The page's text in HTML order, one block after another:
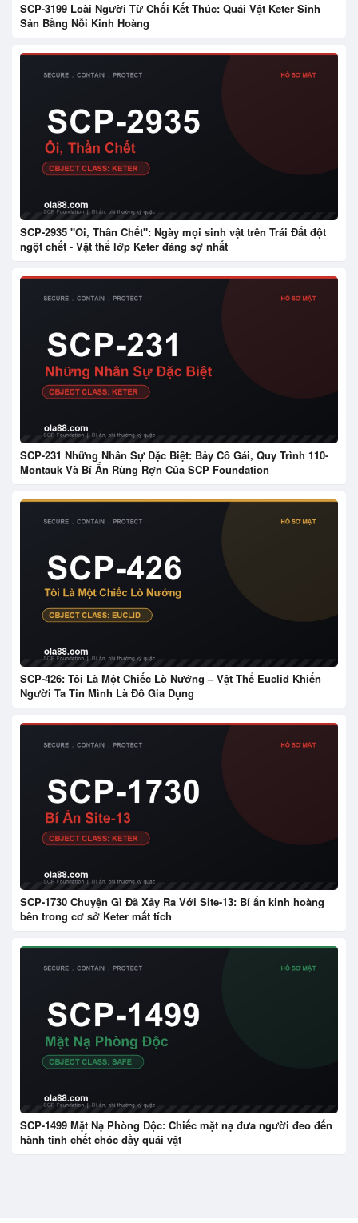
SCP-3199 Loài Người Từ Chối Kết Thúc: Quái Vật Keter Sinh
Sản Bằng Nỗi Kinh Hoàng
SCP-2935 "Ôi, Thần Chết": Ngày mọi sinh vật trên Trái Đất đột
ngột chết - Vật thể lớp Keter đáng sợ nhất
SCP-231 Những Nhân Sự Đặc Biệt: Bảy Cô Gái, Quy Trình 110-
Montauk Và Bí Ẩn Rùng Rợn Của SCP Foundation
SCP-426: Tôi Là Một Chiếc Lò Nướng – Vật Thể Euclid Khiến
Người Ta Tin Mình Là Đồ Gia Dụng
SCP-1730 Chuyện Gì Đã Xảy Ra Với Site-13: Bí ẩn kinh hoàng
bên trong cơ sở Keter mất tích
SCP-1499 Mặt Nạ Phòng Độc: Chiếc mặt nạ đưa người đeo đến
hành tinh chết chóc đầy quái vật